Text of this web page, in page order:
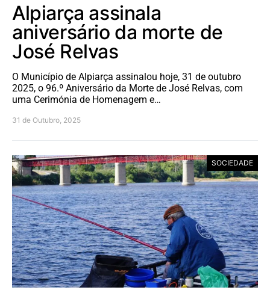
Alpiarça assinala
aniversário da morte de
José Relvas
O Município de Alpiarça assinalou hoje, 31 de outubro
2025, o 96.º Aniversário da Morte de José Relvas, com
uma Cerimónia de Homenagem e…
31 de Outubro, 2025
SOCIEDADE